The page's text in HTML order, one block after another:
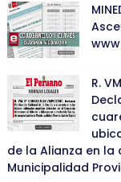
R.
de la Alianza en
Municipalidad